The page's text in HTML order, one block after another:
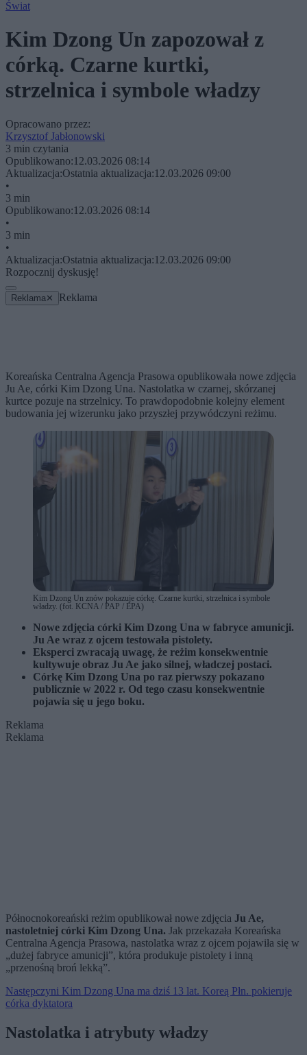
Świat
Kim Dzong Un zapozował z
córką. Czarne kurtki,
strzelnica i symbole władzy
Opracowano przez:
Krzysztof Jabłonowski
3 min czytania
Opublikowano:12.03.2026 08:14
Aktualizacja:Ostatnia aktualizacja:12.03.2026 09:00
•
3 min
Opublikowano:12.03.2026 08:14
•
3 min
•
Aktualizacja:Ostatnia aktualizacja:12.03.2026 09:00
Rozpocznij dyskusję!
Reklama ✕ Reklama
Koreańska Centralna Agencja Prasowa opublikowała nowe zdjęcia
Ju Ae, córki Kim Dzong Una. Nastolatka w czarnej, skórzanej
kurtce pozuje na strzelnicy. To prawdopodobnie kolejny element
budowania jej wizerunku jako przyszłej przywódczyni reżimu.
Kim Dzong Un znów pokazuje córkę. Czarne kurtki, strzelnica i symbole
władzy. (fot. KCNA / PAP / EPA)
Nowe zdjęcia córki Kim Dzong Una w fabryce amunicji.
Ju Ae wraz z ojcem testowała pistolety.
Eksperci zwracają uwagę, że reżim konsekwentnie
kultywuje obraz Ju Ae jako silnej, władczej postaci.
Córkę Kim Dzong Una po raz pierwszy pokazano
publicznie w 2022 r. Od tego czasu konsekwentnie
pojawia się u jego boku.
Reklama
Reklama
Północnokoreański reżim opublikował nowe zdjęcia Ju Ae,
nastoletniej córki Kim Dzong Una. Jak przekazała Koreańska
Centralna Agencja Prasowa, nastolatka wraz z ojcem pojawiła się w
„dużej fabryce amunicji”, która produkuje pistolety i inną
„przenośną broń lekką”.
Następczyni Kim Dzong Una ma dziś 13 lat. Koreą Płn. pokieruje
córka dyktatora
Nastolatka i atrybuty władzy